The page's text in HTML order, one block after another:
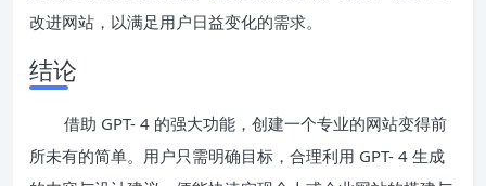
改进网站，以满足用户日益变化的需求。
结论
借助 GPT- 4 的强大功能，创建一个专业的网站变得前
所未有的简单。用户只需明确目标，合理利用 GPT- 4 生成